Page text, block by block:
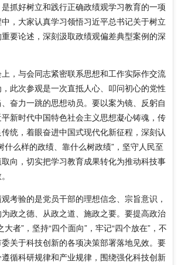
抓好树立和践行正确政绩观学习教育的一项
，大家认真学习领悟习近平总书记关于树立
要论述，深刻汲取政绩观偏差典型案例的深
，与会同志紧密联系思想和工作实际作交流
此次参观是一次直抵人心、叩问初心的党性
奋力一跳的思想动员。要以案为镜、反躬自
新时代中国特色社会主义思想凝心铸魂，传
统，着眼奋进中国式现代化新征程，深刻认
什么样的政绩、靠什么树政绩”，坚守人民至
向，切实把学习教育成果转化为推动科技事
考验的是党员干部的理想信念、宗旨意识，
政之德、从政之道、施政之要。要提高政治
者”，坚持“四个面向”，牢记“四个放在”，不
关于科技创新的各项决策部署落地见效。要
循科研规律和产业规律，围绕强化科技创新